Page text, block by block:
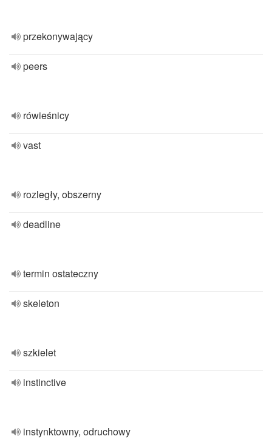
przekonywający
peers
rówieśnicy
vast
rozległy, obszerny
deadline
termin ostateczny
skeleton
szkielet
instinctive
instynktowny, odruchowy